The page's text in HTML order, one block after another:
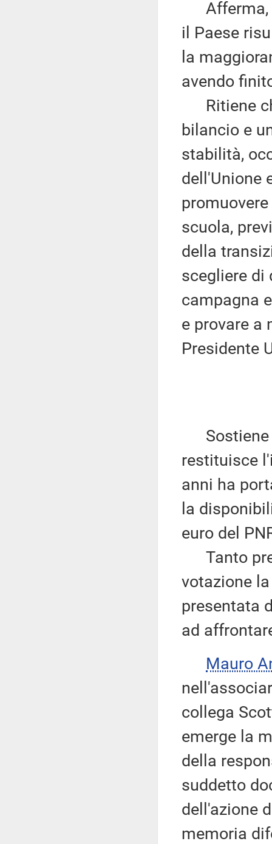
Afferma,
il Paese
la
avendo
Ritiene
bilancio e
stabilità,
dell'Unione
scuola,
della
scegliere di
campagna
e provare a
Presidente
Sostiene
restituisce
anni ha
la
euro del
Tanto
votazione
presentata
ad
Mauro
collega
emerge la
della
suddetto
dell'azione
memoria